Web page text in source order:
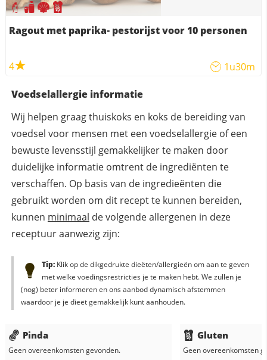
Ragout met paprika- pestorijst voor 10 personen
4 1u30m
Voedselallergie informatie
Wij helpen graag thuiskoks en koks de bereiding van
voedsel voor mensen met een voedselallergie of een
bewuste levensstijl gemakkelijker te maken door
duidelijke informatie omtrent de ingrediënten te
verschaffen. Op basis van de ingredieënten die
gebruikt worden om dit recept te kunnen bereiden,
kunnen minimaal de volgende allergenen in deze
receptuur aanwezig zijn:
Tip:Klik op de dikgedrukte dieëten/allergieën om aan te geven
met welke voedingsrestricties je te maken hebt. We zullen je
(nog) beter informeren en ons aanbod dynamisch afstemmen
waardoor je je dieët gemakkelijk kunt aanhouden.
Pinda
Geen overeenkomsten gevonden.
Gluten
Geen overeenkomsten